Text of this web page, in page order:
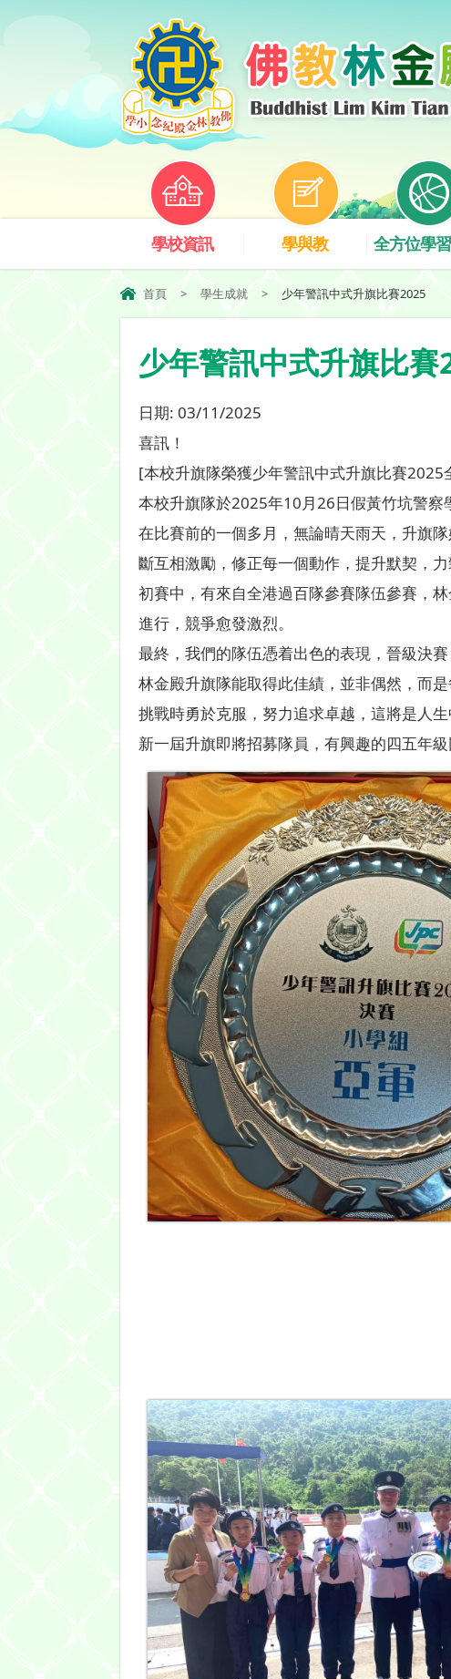
學校資訊 學與教 全方位學
首頁 > 學生成就 > 少年警訊中式升旗比賽2025
少年警訊中式升旗比賽
日期: 03/11/2025
喜訊！
[本校升旗隊榮獲少年警訊中式升旗比賽2025
本校升旗隊於2025年10月26日假黃竹坑警察
在比賽前的一個多月，無論晴天雨天，升旗
斷互相激勵，修正每一個動作，提升默契，
初賽中，有來自全港過百隊參賽隊伍參賽，
進行，競爭愈發激烈。
最終，我們的隊伍憑着出色的表現，晉級決
林金殿升旗隊能取得此佳績，並非偶然，而
挑戰時勇於克服，努力追求卓越，這將是人生
新一屆升旗即將招募隊員，有興趣的四五年